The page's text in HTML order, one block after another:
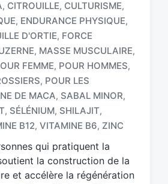
, CITROUILLE, CULTURISME,
, ENDURANCE PHYSIQUE,
D'ORTIE, FORCE
, MASSE MUSCULAIRE,
FEMME, POUR HOMMES,
, POUR LES
DE MACA, SABAL MINOR,
, SÉLÉNIUM, SHILAJIT,
B12, VITAMINE B6, ZINC
qui pratiquent la
la construction de la
et accélère la régénération